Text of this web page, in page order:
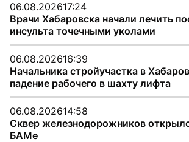
06.08.202617:24
Врачи Хабаровска начали лечить
инсульта точечными уколами
06.08.202616:39
Начальника стройучастка в
падение рабочего в шахту лифта
06.08.202614:58
Сквер железнодорожников
БАМе